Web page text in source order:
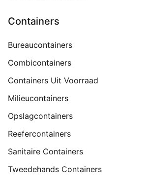
Containers
Bureaucontainers
Combicontainers
Containers Uit Voorraad
Milieucontainers
Opslagcontainers
Reefercontainers
Sanitaire Containers
Tweedehands Containers